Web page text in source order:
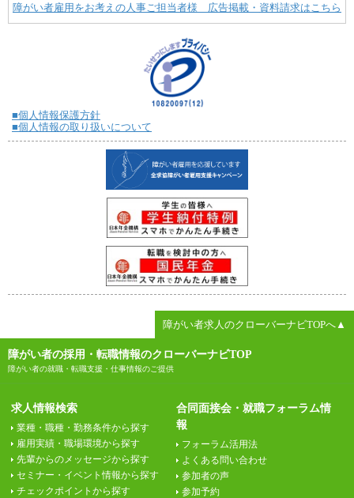
障がい者雇用をお考えの人事ご担当者様 広告掲載・資料請求はこちら
■個人情報保護方針
■個人情報の取り扱いについて
障がい者求人のクローバーナビTOPへ▲
障がい者の採用・転職情報のクローバーナビTOP
障がい者の就職・転職支援・仕事情報のご提供
求人情報検索
業種・職種・勤務条件から探す
雇用実績・職場環境から探す
先輩からのメッセージから探す
セミナー・イベント情報から探す
チェックポイントから探す
合同面接会・就職フォーラム情
報
フォーラム活用法
よくある問い合わせ
参加者の声
参加予約